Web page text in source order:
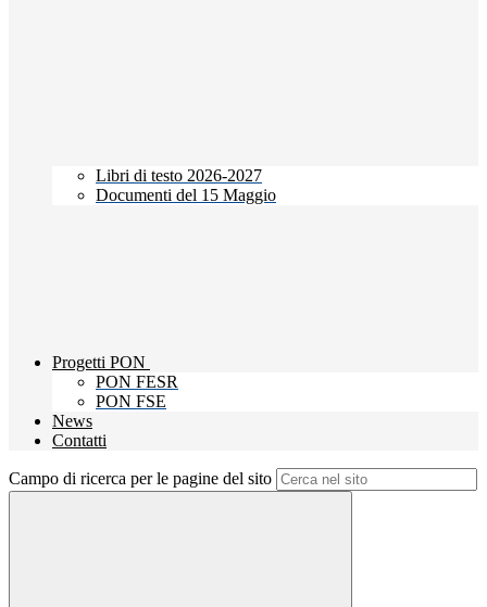
Libri di testo 2026-2027
Documenti del 15 Maggio
Progetti PON
PON FESR
PON FSE
News
Contatti
Campo di ricerca per le pagine del sito